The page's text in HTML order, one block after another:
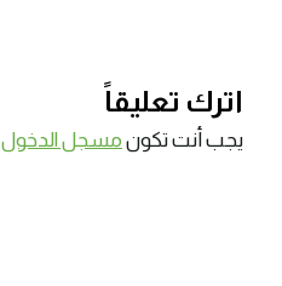
اترك تعليقاً
يجب أنت تكون مسجل الدخول